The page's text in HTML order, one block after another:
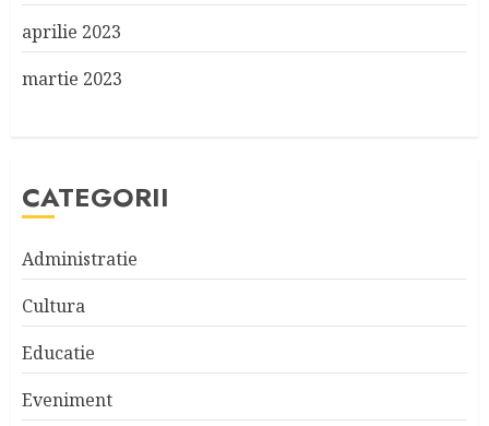
aprilie 2023
martie 2023
CATEGORII
Administratie
Cultura
Educatie
Eveniment